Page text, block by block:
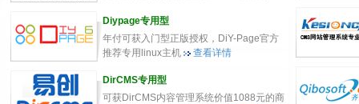
Diypage专用型
年付可获入门型正版授权，DiY-Page官方
推荐专用linux主机
查看详情
DirCMS专用型
可获DirCMS内容管理系统价值1088元的商